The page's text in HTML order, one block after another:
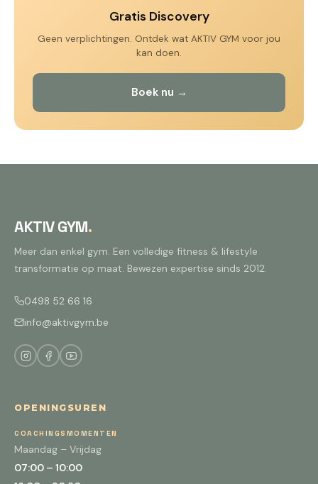
Gratis Discovery
Geen verplichtingen. Ontdek wat AKTIV GYM voor jou
kan doen.
Boek nu →
AKTIV GYM.
Meer dan enkel gym. Een volledige fitness & lifestyle
transformatie op maat. Bewezen expertise sinds 2012.
0498 52 66 16
info@aktivgym.be
OPENINGSUREN
COACHINGSMOMENTEN
Maandag – Vrijdag
07:00 – 10:00